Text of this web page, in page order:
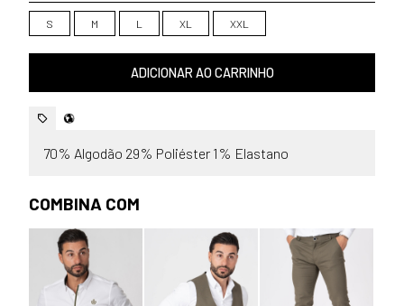
S M L XL XXL
ADICIONAR AO CARRINHO
70% Algodão 29% Poliéster 1% Elastano
COMBINA COM